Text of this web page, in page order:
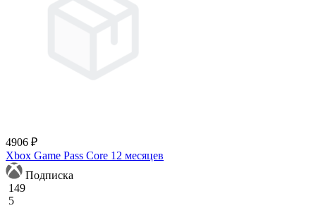
4906 ₽
Xbox Game Pass Core 12 месяцев
Подписка
149
5